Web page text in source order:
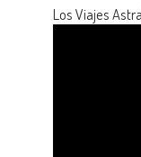
Los Viajes